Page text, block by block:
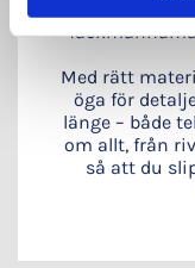
Med rätt
öga för
länge – både
om allt, från
så att du